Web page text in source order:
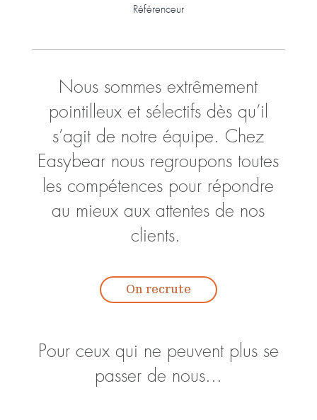
Référenceur
Nous sommes extrêmement
pointilleux et sélectifs dès qu’il
s’agit de notre équipe. Chez
Easybear nous regroupons toutes
les compétences pour répondre
au mieux aux attentes de nos
clients.
Pour ceux qui ne peuvent plus se
passer de nous...